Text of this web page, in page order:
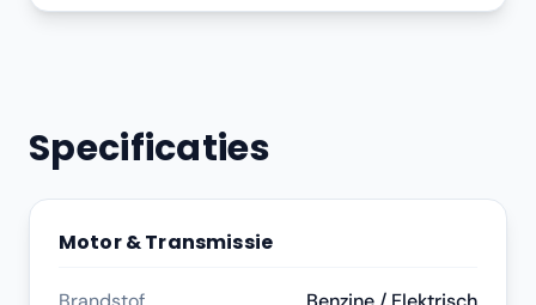
Specificaties
Motor & Transmissie